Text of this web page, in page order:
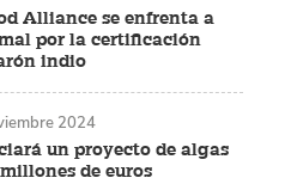
Alliance se enfrenta a
por la certificación
indio
un proyecto de algas
de euros
2024